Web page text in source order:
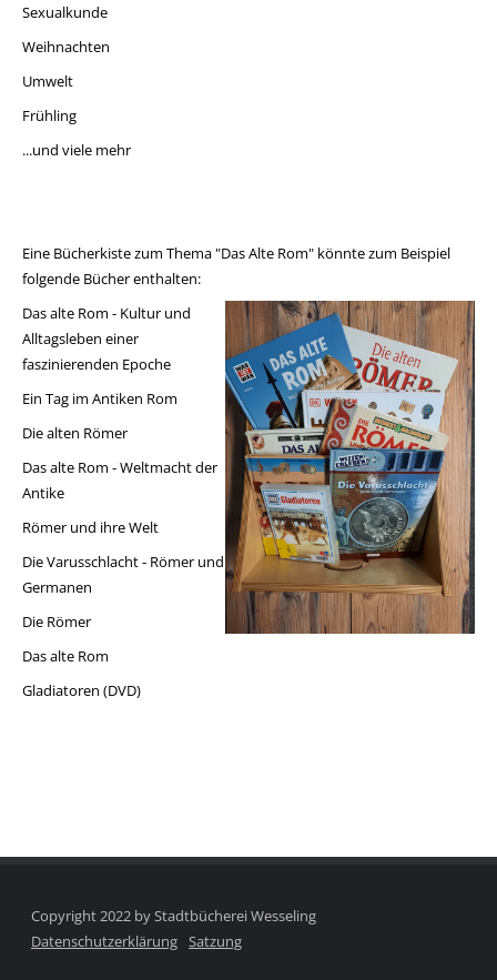
Sexualkunde
Weihnachten
Umwelt
Frühling
...und viele mehr
Eine Bücherkiste zum Thema "Das Alte Rom" könnte zum Beispiel
folgende Bücher enthalten:
Das alte Rom - Kultur und
Alltagsleben einer
faszinierenden Epoche
Ein Tag im Antiken Rom
Die alten Römer
Das alte Rom - Weltmacht der
Antike
Römer und ihre Welt
Die Varusschlacht - Römer und
Germanen
Die Römer
Das alte Rom
Gladiatoren (DVD)
Copyright 2022 by Stadtbücherei Wesseling
Datenschutzerklärung Satzung